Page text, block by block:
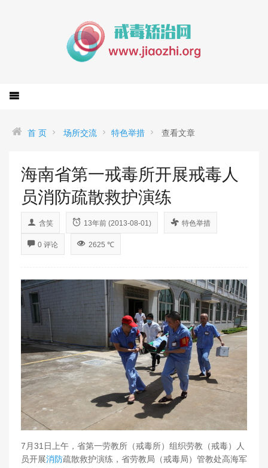
首 页 场所交流 特色举措 查看文章
海南省第一戒毒所开展戒毒人
员消防疏散救护演练
含笑 13年前 (2013-08-01) 特色举措
0 评论 2625 ℃
7月31日上午，省第一劳教所（戒毒所）组织劳教（戒毒）人
员开展消防疏散救护演练，省劳教局（戒毒局）管教处高海军